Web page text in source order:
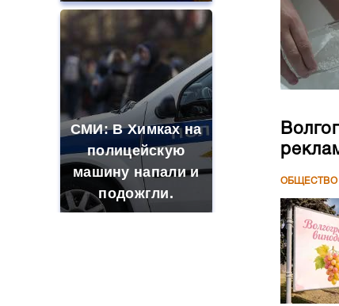
СМИ: В Химках на
полицейскую
машину напали и
подожгли.
ОБЩЕСТВО